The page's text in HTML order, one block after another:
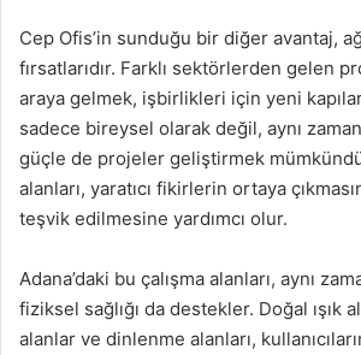
Cep Ofis’in sunduğu bir diğer avantaj,
fırsatlarıdır. Farklı sektörlerden gelen
araya gelmek, işbirlikleri için yeni
sadece bireysel olarak değil, aynı
güçle de projeler geliştirmek
alanları, yaratıcı fikirlerin ortaya
teşvik edilmesine yardımcı olur.
Adana’daki bu çalışma alanları, aynı
fiziksel sağlığı da destekler. Doğal ışık
alanlar ve dinlenme alanları,